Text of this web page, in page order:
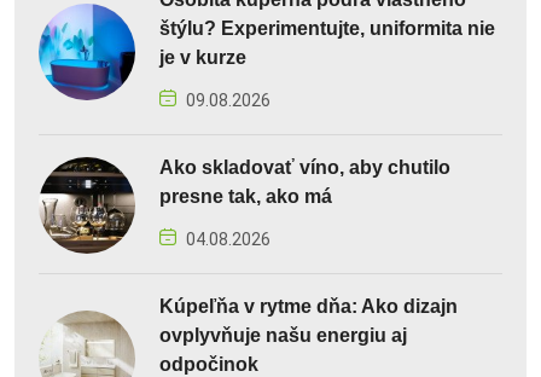
štýlu? Experimentujte, uniformita nie
je v kurze
09.08.2026
Ako skladovať víno, aby chutilo
presne tak, ako má
04.08.2026
Kúpeľňa v rytme dňa: Ako dizajn
ovplyvňuje našu energiu aj
odpočinok